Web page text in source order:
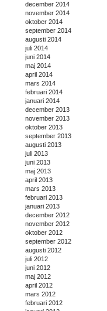
december 2014
november 2014
oktober 2014
september 2014
augusti 2014
juli 2014
juni 2014
maj 2014
april 2014
mars 2014
februari 2014
januari 2014
december 2013
november 2013
oktober 2013
september 2013
augusti 2013
juli 2013
juni 2013
maj 2013
april 2013
mars 2013
februari 2013
januari 2013
december 2012
november 2012
oktober 2012
september 2012
augusti 2012
juli 2012
juni 2012
maj 2012
april 2012
mars 2012
februari 2012